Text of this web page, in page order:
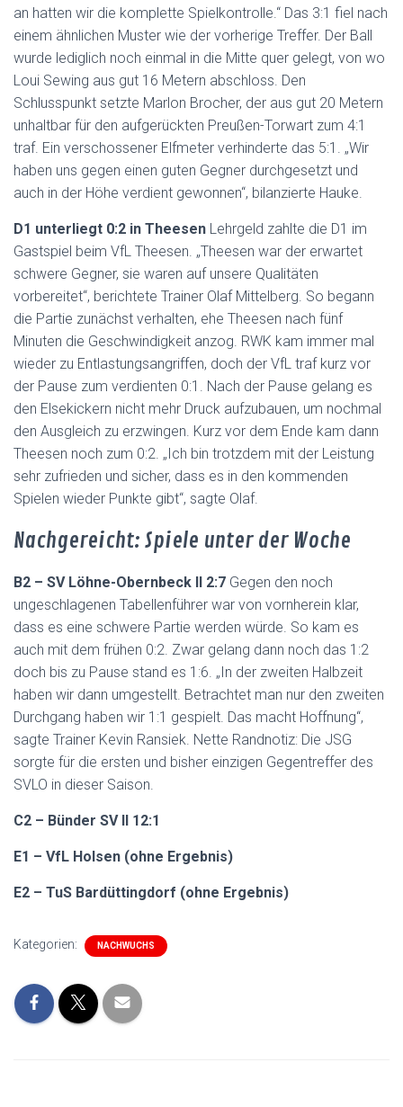
an hatten wir die komplette Spielkontrolle.“ Das 3:1 fiel nach
einem ähnlichen Muster wie der vorherige Treffer. Der Ball
wurde lediglich noch einmal in die Mitte quer gelegt, von wo
Loui Sewing aus gut 16 Metern abschloss. Den
Schlusspunkt setzte Marlon Brocher, der aus gut 20 Metern
unhaltbar für den aufgerückten Preußen-Torwart zum 4:1
traf. Ein verschossener Elfmeter verhinderte das 5:1. „Wir
haben uns gegen einen guten Gegner durchgesetzt und
auch in der Höhe verdient gewonnen“, bilanzierte Hauke.
D1 unterliegt 0:2 in Theesen Lehrgeld zahlte die D1 im
Gastspiel beim VfL Theesen. „Theesen war der erwartet
schwere Gegner, sie waren auf unsere Qualitäten
vorbereitet“, berichtete Trainer Olaf Mittelberg. So begann
die Partie zunächst verhalten, ehe Theesen nach fünf
Minuten die Geschwindigkeit anzog. RWK kam immer mal
wieder zu Entlastungsangriffen, doch der VfL traf kurz vor
der Pause zum verdienten 0:1. Nach der Pause gelang es
den Elsekickern nicht mehr Druck aufzubauen, um nochmal
den Ausgleich zu erzwingen. Kurz vor dem Ende kam dann
Theesen noch zum 0:2. „Ich bin trotzdem mit der Leistung
sehr zufrieden und sicher, dass es in den kommenden
Spielen wieder Punkte gibt“, sagte Olaf.
Nachgereicht: Spiele unter der Woche
B2 – SV Löhne-Obernbeck II 2:7 Gegen den noch
ungeschlagenen Tabellenführer war von vornherein klar,
dass es eine schwere Partie werden würde. So kam es
auch mit dem frühen 0:2. Zwar gelang dann noch das 1:2
doch bis zu Pause stand es 1:6. „In der zweiten Halbzeit
haben wir dann umgestellt. Betrachtet man nur den zweiten
Durchgang haben wir 1:1 gespielt. Das macht Hoffnung“,
sagte Trainer Kevin Ransiek. Nette Randnotiz: Die JSG
sorgte für die ersten und bisher einzigen Gegentreffer des
SVLO in dieser Saison.
C2 – Bünder SV II 12:1
E1 – VfL Holsen (ohne Ergebnis)
E2 – TuS Bardüttingdorf (ohne Ergebnis)
Kategorien: NACHWUCHS